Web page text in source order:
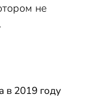
не
в 2019 году